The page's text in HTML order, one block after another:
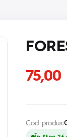
75,00
Cod produs: